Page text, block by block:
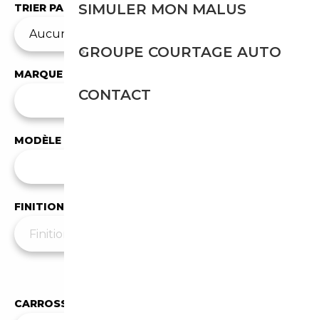
TRIER PAR
MARQUE
Alfa Romeo
MODÈLE
FINITION
CARROSSERIE
SIMULER MON MALUS
GROUPE COURTAGE AUTO
CONTACT